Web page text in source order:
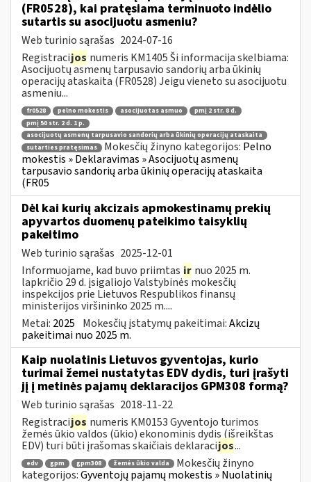
(FR0528), kai pratęsiama terminuoto indėlio
sutartis su asocijuotu asmeniu?
Web turinio sąrašas 2024-07-16
Registracijos numeris KM1405 Ši informacija skelbiama:
Asocijuotų asmenų tarpusavio sandorių arba ūkinių
operacijų ataskaita (FR0528) Jeigu vieneto su asocijuotu
asmeniu...
fr0528 pelno mokestis asocijuotas asmuo
pmį 2 str. 8 d.
pmį 50 str. 2 d. 1 p.
asocijuotų asmenų tarpusavio sandorių arba ūkinių operacijų ataskaita
sutarties pratęsimas
Mokesčių žinyno kategorijos: Pelno
mokestis » Deklaravimas » Asocijuotų asmenų
tarpusavio sandorių arba ūkinių operacijų ataskaita
(FR05
Dėl kai kurių akcizais apmokestinamų prekių
apyvartos duomenų pateikimo taisyklių
pakeitimo
Web turinio sąrašas 2025-12-01
Informuojame, kad buvo priimtas ir nuo 2025 m.
lapkričio 29 d. įsigaliojo Valstybinės mokesčių
inspekcijos prie Lietuvos Respublikos finansų
ministerijos viršininko 2025 m....
Metai: 2025 Mokesčių įstatymų pakeitimai:Akcizų
pakeitimai nuo 2025 m.
Kaip nuolatinis Lietuvos gyventojas, kurio
turimai žemei nustatytas EDV dydis, turi įrašyti
jį į metinės pajamų deklaracijos GPM308 formą?
Web turinio sąrašas 2018-11-22
Registracijos numeris KM0153 Gyventojo turimos
žemės ūkio valdos (ūkio) ekonominis dydis (išreikštas
EDV) turi būti įrašomas skaičiais deklaracijos...
edv gpm gpm308 žemės ūkio valda
Mokesčių žinyno
kategorijos:Gyventojų pajamų mokestis » Nuolatinių